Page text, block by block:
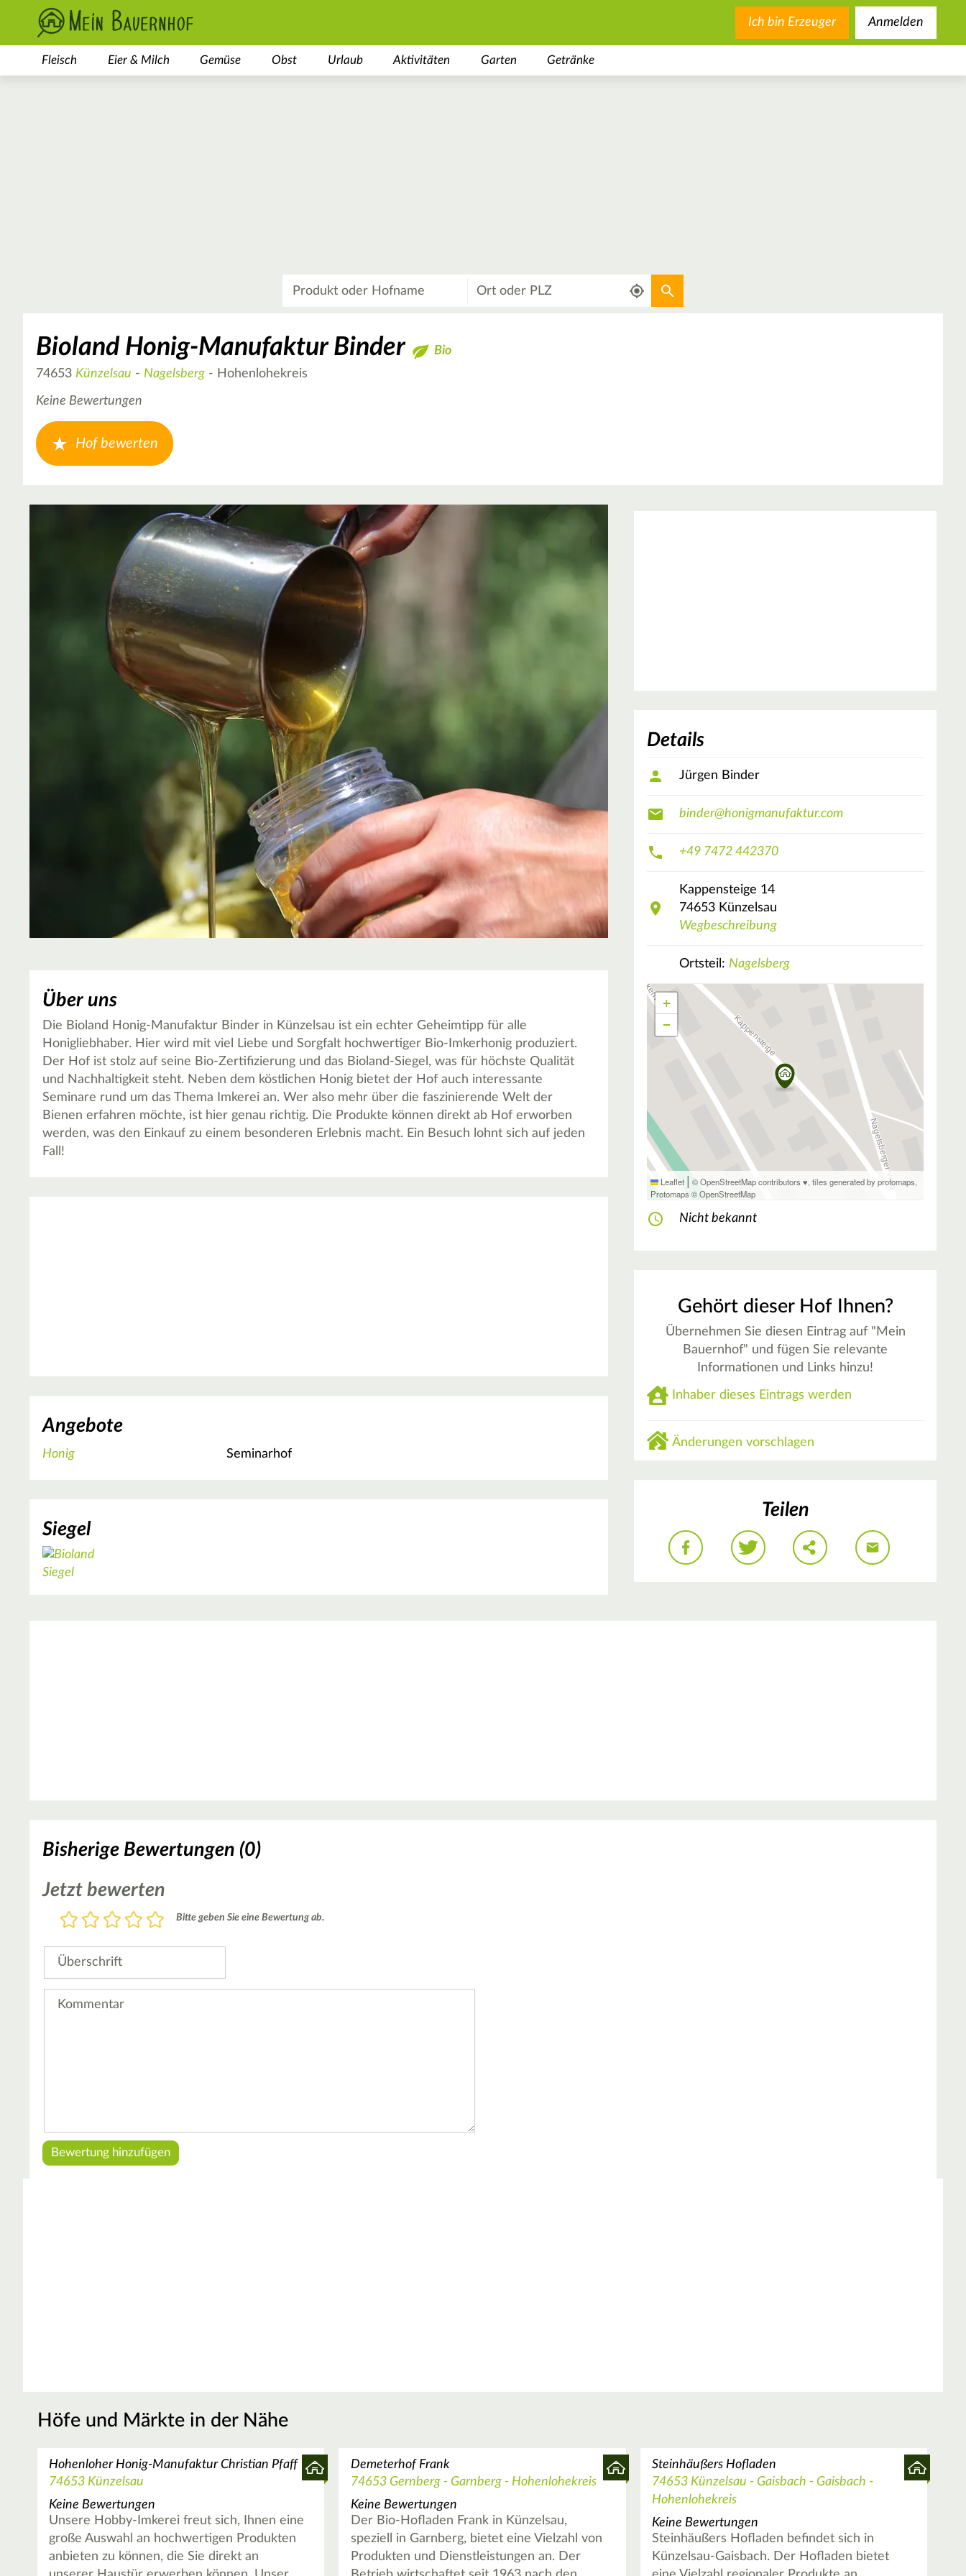
Ich bin Erzeuger Anmelden
Fleisch Eier & Milch Gemüse Obst Urlaub Aktivitäten Garten Getränke
Aktuellen Standort verwenden
Bioland Honig-Manufaktur Binder
Bio
74653 Künzelsau - Nagelsberg - Hohenlohekreis
Keine Bewertungen
Hof bewerten
Über uns
Die Bioland Honig-Manufaktur Binder in Künzelsau ist ein echter Geheimtipp für alle
Honigliebhaber. Hier wird mit viel Liebe und Sorgfalt hochwertiger Bio-Imkerhonig produziert.
Der Hof ist stolz auf seine Bio-Zertifizierung und das Bioland-Siegel, was für höchste Qualität
und Nachhaltigkeit steht. Neben dem köstlichen Honig bietet der Hof auch interessante
Seminare rund um das Thema Imkerei an. Wer also mehr über die faszinierende Welt der
Bienen erfahren möchte, ist hier genau richtig. Die Produkte können direkt ab Hof erworben
werden, was den Einkauf zu einem besonderen Erlebnis macht. Ein Besuch lohnt sich auf jeden
Fall!
Angebote
Honig Seminarhof
Siegel
Details
Jürgen Binder
binder@honigmanufaktur.com
+49 7472 442370
Kappensteige 14
74653 Künzelsau
Wegbeschreibung
Ortsteil: Nagelsberg
+
−
Leaflet | © OpenStreetMap contributors ♥,tiles generated by protomaps
Protomaps ©OpenStreetMap
Nicht bekannt
Gehört dieser Hof Ihnen?
Übernehmen Sie diesen Eintrag auf "Mein
Bauernhof" und fügen Sie relevante
Informationen und Links hinzu!
Inhaber dieses Eintrags werden
Änderungen vorschlagen
Teilen
Bisherige Bewertungen (0)
Jetzt bewerten
Bewertung
5
4
3
2
1
Bitte geben Sie eine Bewertung ab.
Überschrift
Höfe und Märkte in der Nähe
Hohenloher Honig-Manufaktur Christian Pfaff
74653 Künzelsau
Keine Bewertungen
Unsere Hobby-Imkerei freut sich, Ihnen eine
große Auswahl an hochwertigen Produkten
anbieten zu können, die Sie direkt an
Demeterhof Frank
74653 Gernberg - Garnberg - Hohenlohekreis
Keine Bewertungen
Der Bio-Hofladen Frank in Künzelsau,
speziell in Garnberg, bietet eine Vielzahl von
Produkten und Dienstleistungen an. Der
Steinhäußers Hofladen
74653 Künzelsau - Gaisbach - Gaisbach -
Hohenlohekreis
Keine Bewertungen
Steinhäußers Hofladen befindet sich in
Künzelsau-Gaisbach. Der Hofladen bietet